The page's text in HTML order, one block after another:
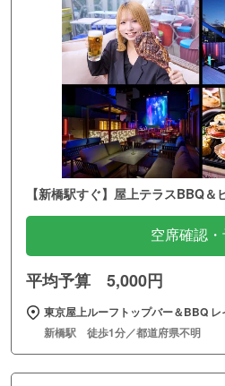
【新橋駅すぐ】屋上テラスBBQ＆
空席確認・
平均予算 5,000円
東京屋上ルーフトップバー＆BBQ
新橋駅 徒歩1分／都道府県不明